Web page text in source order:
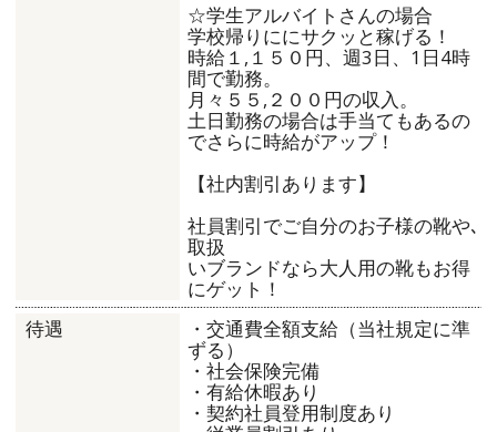
☆学生アルバイトさんの場合
学校帰りににサクッと稼げる！
時給１,１５０円、週3日、1日4時
間で勤務。
月々５５,２００円の収入。
土日勤務の場合は手当てもあるの
でさらに時給がアップ！
【社内割引あります】
社員割引でご自分のお子様の靴や､
取扱
いブランドなら大人用の靴もお得
にゲット！
待遇
・交通費全額支給（当社規定に準
ずる）
・社会保険完備
・有給休暇あり
・契約社員登用制度あり